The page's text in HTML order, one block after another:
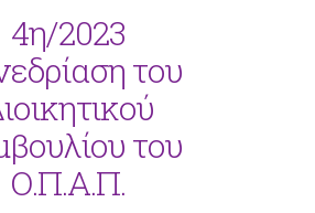
4η/2023
του
του
Ο.Π.Α.Π.